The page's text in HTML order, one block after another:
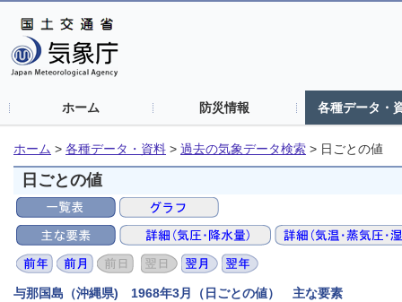
ホーム 防災情報 各種データ・
ホーム > 各種データ・資料 > 過去の気象データ検索 > 日ごとの値
日ごとの値
与那国島（沖縄県) 1968年3月（日ごとの値） 主な要素